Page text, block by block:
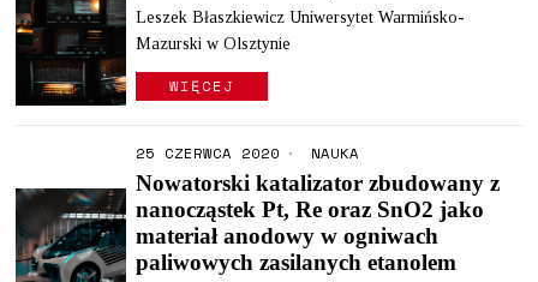
Leszek Błaszkiewicz Uniwersytet Warmińsko-
Mazurski w Olsztynie
WIĘCEJ
25 CZERWCA 2020 NAUKA
Nowatorski katalizator zbudowany z
nanocząstek Pt, Re oraz SnO2 jako
materiał anodowy w ogniwach
paliwowych zasilanych etanolem